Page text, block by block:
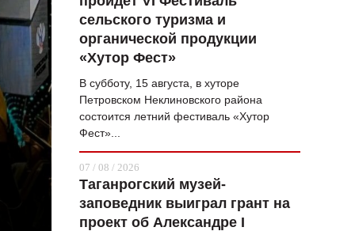
СТИЛЬ ЖИЗНИ
ХАЙП
ЧЕЛОВЕК ОСОБЕННЫЙ
КУЛЬТ ЕДЫ
АФИША
сельского туризма и
органической продукции
«Хутор Фест»
В субботу, 15 августа, в хуторе
Петровском Неклиновского района
состоится летний фестиваль «Хутор
Фест»...
07 / 08 / 2026
Таганрогский музей-
заповедник выиграл грант на
проект об Александре I